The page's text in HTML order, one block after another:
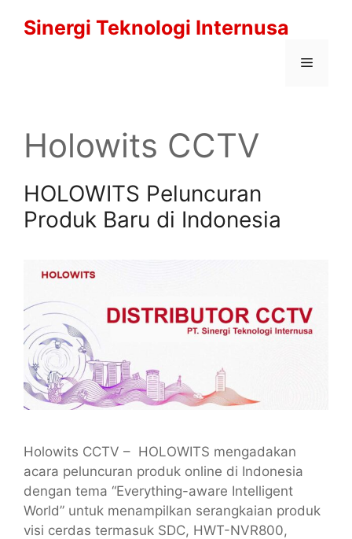
Sinergi Teknologi Internusa
Menu
Holowits CCTV
HOLOWITS Peluncuran
Produk Baru di Indonesia
Holowits CCTV – HOLOWITS mengadakan
acara peluncuran produk online di Indonesia
dengan tema “Everything-aware Intelligent
World” untuk menampilkan serangkaian produk
visi cerdas termasuk SDC, HWT-NVR800,